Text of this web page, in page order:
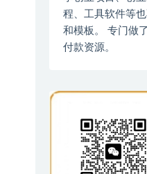
程、工具软件等
和模板。 专门做
付款资源。